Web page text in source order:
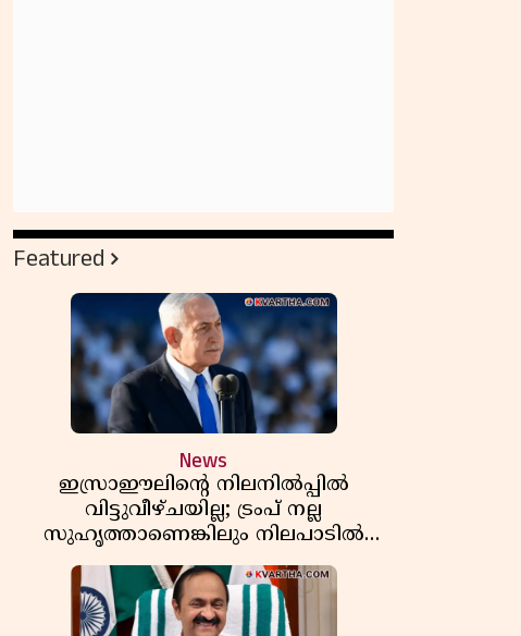
Featured
News
ഇസ്രാഈലിന്റെ നിലനിൽപ്പിൽ
വിട്ടുവീഴ്ചയില്ല; ട്രംപ് നല്ല
സുഹൃത്താണെങ്കിലും നിലപാടിൽ
മാറ്റമില്ലെന്ന് നെതന്യാഹു; ഹോർമുസ്
പാതയിൽ ഇറാൻ-ഒമാൻ ധാരണ,
തടസ്സമായി യുഎസ് ഭീഷണി